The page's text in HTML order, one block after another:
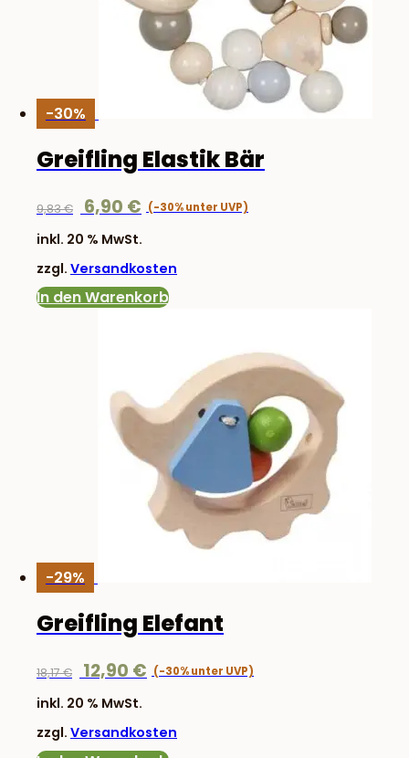
-30%
Greifling Elastik Bär
9,83€
Ursprünglicher
war:
9,83 €
6,90 €
inkl. 20 % MwSt.
zzgl. Versandkosten
In den Warenkorb
-29%
Greifling Elefant
18,17€
Ursprünglicher
war:
18,17 €
12,90 €
inkl. 20 % MwSt.
zzgl. Versandkosten